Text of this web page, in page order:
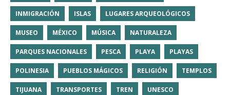
INMIGRACIÓN ISLAS LUGARES ARQUEOLÓGICOS
MUSEO MÉXICO MÚSICA NATURALEZA
PARQUES NACIONALES PESCA PLAYA PLAYAS
POLINESIA PUEBLOS MÁGICOS RELIGIÓN TEMPLOS
TIJUANA TRANSPORTES TREN UNESCO